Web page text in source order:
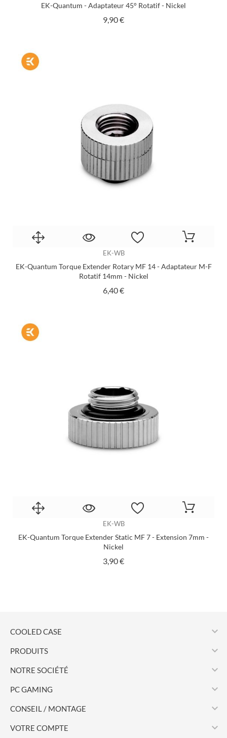
EK-Quantum - Adaptateur 45° Rotatif - Nickel
9,90 €Prix
EK-WB
EK-Quantum Torque Extender Rotary MF 14 - Adaptateur M-F
Rotatif 14mm - Nickel
6,40 €Prix
EK-WB
EK-Quantum Torque Extender Static MF 7 - Extension 7mm -
Nickel
3,90 €Prix
COOLED CASE 
PRODUITS 
NOTRE SOCIÉTÉ 
PC GAMING 
CONSEIL / MONTAGE 
VOTRE COMPTE 